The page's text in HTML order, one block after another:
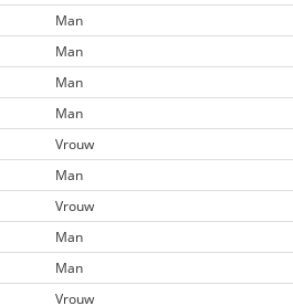
Man
Man
Man
Man
Vrouw
Man
Vrouw
Man
Man
Vrouw